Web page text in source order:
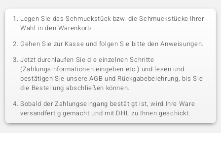
Legen Sie das Schmuckstück bzw. die Schmuckstücke Ihrer
Wahl in den Warenkorb.
Gehen Sie zur Kasse und folgen Sie bitte den Anweisungen.
Jetzt durchlaufen Sie die einzelnen Schritte
(Zahlungsinformationen eingeben etc.) und lesen und
bestätigen Sie unsere AGB und Rückgabebelehrung, bis Sie
die Bestellung abschließen können.
Sobald der Zahlungseingang bestätigt ist, wird Ihre Ware
versandfertig gemacht und mit DHL zu Ihnen geschickt.